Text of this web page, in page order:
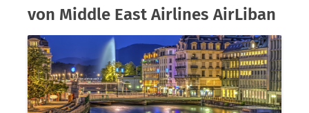
von Middle East Airlines AirLiban